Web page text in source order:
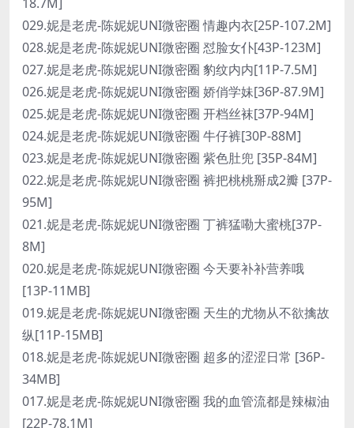
029.妮是老虎-陈妮妮UNI微密圈 情趣内衣[25P-107.2M]
028.妮是老虎-陈妮妮UNI微密圈 怼脸女仆[43P-123M]
027.妮是老虎-陈妮妮UNI微密圈 豹纹内内[11P-7.5M]
026.妮是老虎-陈妮妮UNI微密圈 娇俏学妹[36P-87.9M]
025.妮是老虎-陈妮妮UNI微密圈 开档丝袜[37P-94M]
024.妮是老虎-陈妮妮UNI微密圈 牛仔裤[30P-88M]
023.妮是老虎-陈妮妮UNI微密圈 紫色肚兜 [35P-84M]
022.妮是老虎-陈妮妮UNI微密圈 裤把桃桃掰成2瓣 [37P-
95M]
021.妮是老虎-陈妮妮UNI微密圈 丁裤猛嘞大蜜桃[37P-
8M]
020.妮是老虎-陈妮妮UNI微密圈 今天要补补营养哦
[13P-11MB]
019.妮是老虎-陈妮妮UNI微密圈 天生的尤物从不欲擒故
纵[11P-15MB]
018.妮是老虎-陈妮妮UNI微密圈 超多的涩涩日常 [36P-
34MB]
017.妮是老虎-陈妮妮UNI微密圈 我的血管流都是辣椒油
[22P-78.1M]